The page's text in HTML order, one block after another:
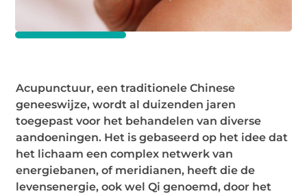
Acupunctuur, een traditionele Chinese
geneeswijze, wordt al duizenden jaren
toegepast voor het behandelen van diverse
aandoeningen. Het is gebaseerd op het idee dat
het lichaam een complex netwerk van
energiebanen, of meridianen, heeft die de
levensenergie, ook wel Qi genoemd, door het